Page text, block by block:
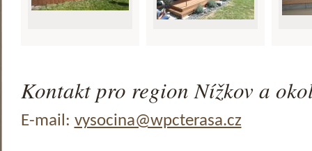
Kontakt pro region Nížkov a
E-mail: vysocina@wpcterasa.cz